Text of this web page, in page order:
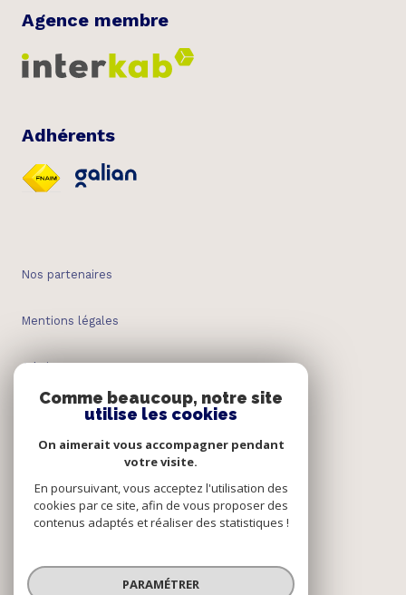
Agence membre
Adhérents
Nos partenaires
Mentions légales
Admin
Nos honoraires
Cookies
© 2026 | Tous droits réservés
Comme beaucoup, notre site
utilise les cookies
On aimerait vous accompagner pendant
votre visite.
En poursuivant, vous acceptez l'utilisation des
cookies par ce site, afin de vous proposer des
contenus adaptés et réaliser des statistiques !
PARAMÉTRER